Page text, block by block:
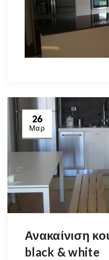
26
Μαρ
Ανακαίνιση
black & white